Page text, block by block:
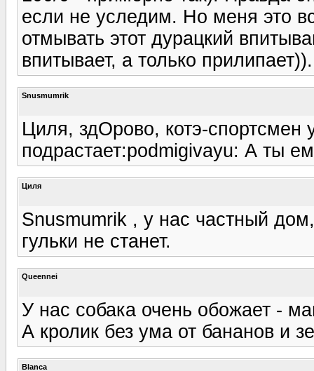
если не уследим. Но меня это
отмывать этот дурацкий
впитывает, а только прилипает)).
Snusmumrik
Циля, здОрово, котэ-спортсмен
подрастает:podmigivayu: А ты
Циля
Snusmumrik , у нас частный
гульки не станет.
Queennei
У нас собака очень обожает -
А кролик без ума от бананов и
Blanca